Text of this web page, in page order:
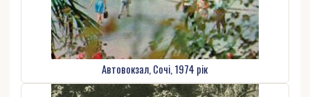
Автовокзал, Сочі, 1974 рік